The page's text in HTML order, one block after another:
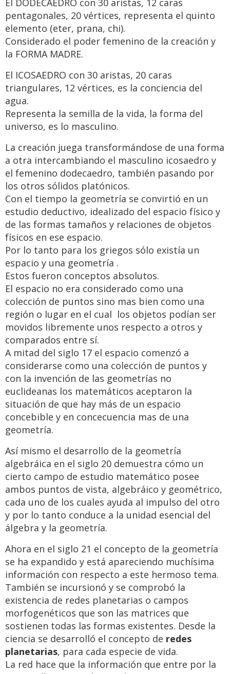
El DODECAEDRO con 30 aristas, 12 caras
pentagonales, 20 vértices, representa el quinto
elemento (eter, prana, chi).
Considerado el poder femenino de la creación y
la FORMA MADRE.
El ICOSAEDRO con 30 aristas, 20 caras
triangulares, 12 vértices, es la conciencia del
agua.
Representa la semilla de la vida, la forma del
universo, es lo masculino.
La creación juega transformándose de una forma
a otra intercambiando el masculino icosaedro y
el femenino dodecaedro, también pasando por
los otros sólidos platónicos.
Con el tiempo la geometría se convirtió en un
estudio deductivo, idealizado del espacio físico y
de las formas tamaños y relaciones de objetos
físicos en ese espacio.
Por lo tanto para los griegos sólo existía un
espacio y una geometría .
Estos fueron conceptos absolutos.
El espacio no era considerado como una
colección de puntos sino mas bien como una
región o lugar en el cual los objetos podían ser
movidos libremente unos respecto a otros y
comparados entre sí.
A mitad del siglo 17 el espacio comenzó a
considerarse como una colección de puntos y
con la invención de las geometrías no
euclideanas los matemáticos aceptaron la
situación de que hay más de un espacio
concebible y en concecuencia mas de una
geometría.
Así mismo el desarrollo de la geometría
algebráica en el siglo 20 demuestra cómo un
cierto campo de estudio matemático posee
ambos puntos de vista, algebráico y geométrico,
cada uno de los cuales ayuda al impulso del otro
y por lo tanto conduce a la unidad esencial del
álgebra y la geometría.
Ahora en el siglo 21 el concepto de la geometría
se ha expandido y está apareciendo muchísima
información con respecto a este hermoso tema.
También se incursionó y se comprobó la
existencia de redes planetarias o campos
morfogenéticos que son las matrices que
sostienen todas las formas existentes. Desde la
ciencia se desarrolló el concepto de redes
planetarias, para cada especie de vida.
La red hace que la información que entre por la